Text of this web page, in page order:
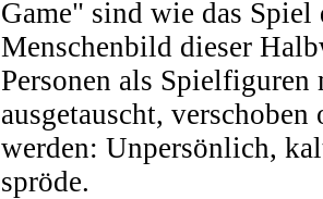
Game" sind wie das Spiel
Menschenbild dieser
Personen als Spielfiguren
ausgetauscht, verschoben
werden: Unpersönlich,
spröde.